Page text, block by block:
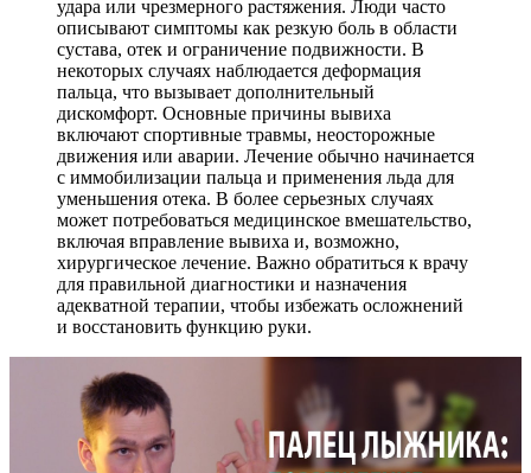
удара или чрезмерного растяжения. Люди часто
описывают симптомы как резкую боль в области
сустава, отек и ограничение подвижности. В
некоторых случаях наблюдается деформация
пальца, что вызывает дополнительный
дискомфорт. Основные причины вывиха
включают спортивные травмы, неосторожные
движения или аварии. Лечение обычно начинается
с иммобилизации пальца и применения льда для
уменьшения отека. В более серьезных случаях
может потребоваться медицинское вмешательство,
включая вправление вывиха и, возможно,
хирургическое лечение. Важно обратиться к врачу
для правильной диагностики и назначения
адекватной терапии, чтобы избежать осложнений
и восстановить функцию руки.